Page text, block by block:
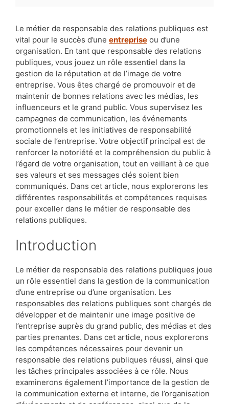
Le métier de responsable des relations publiques est
vital pour le succès d’une entreprise ou d’une
organisation. En tant que responsable des relations
publiques, vous jouez un rôle essentiel dans la
gestion de la réputation et de l’image de votre
entreprise. Vous êtes chargé de promouvoir et de
maintenir de bonnes relations avec les médias, les
influenceurs et le grand public. Vous supervisez les
campagnes de communication, les événements
promotionnels et les initiatives de responsabilité
sociale de l’entreprise. Votre objectif principal est de
renforcer la notoriété et la compréhension du public à
l’égard de votre organisation, tout en veillant à ce que
ses valeurs et ses messages clés soient bien
communiqués. Dans cet article, nous explorerons les
différentes responsabilités et compétences requises
pour exceller dans le métier de responsable des
relations publiques.
Introduction
Le métier de responsable des relations publiques joue
un rôle essentiel dans la gestion de la communication
d’une entreprise ou d’une organisation. Les
responsables des relations publiques sont chargés de
développer et de maintenir une image positive de
l’entreprise auprès du grand public, des médias et des
parties prenantes. Dans cet article, nous explorerons
les compétences nécessaires pour devenir un
responsable des relations publiques réussi, ainsi que
les tâches principales associées à ce rôle. Nous
examinerons également l’importance de la gestion de
la communication externe et interne, de l’organisation